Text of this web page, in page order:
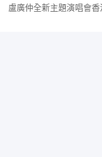
盧廣仲全新主題演唱會香